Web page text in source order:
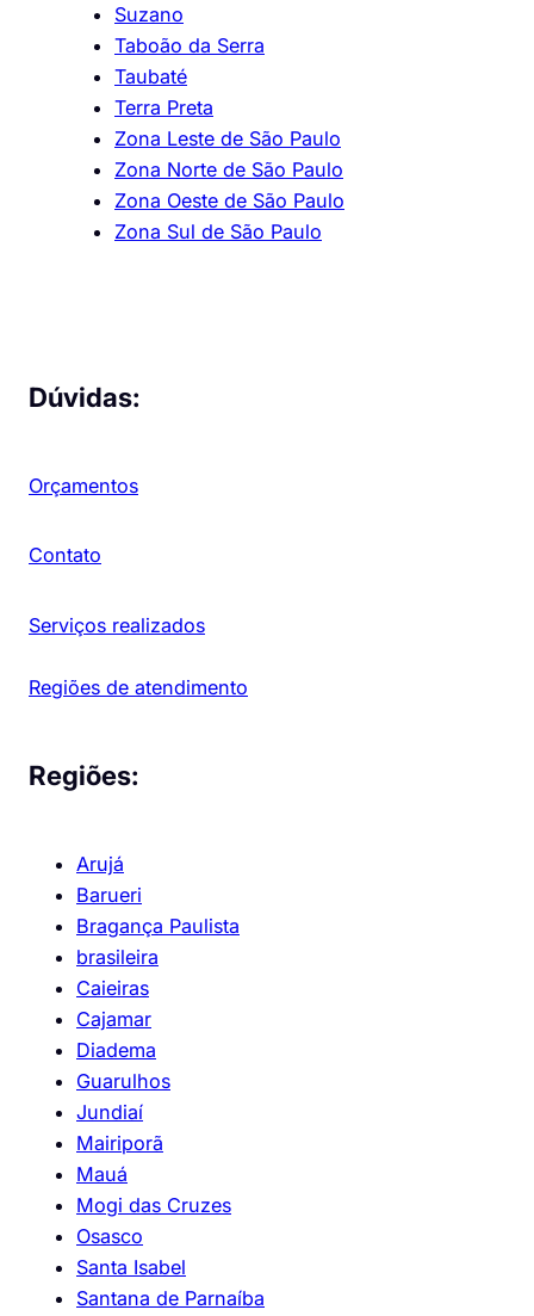
Suzano
Taboão da Serra
Taubaté
Terra Preta
Zona Leste de São Paulo
Zona Norte de São Paulo
Zona Oeste de São Paulo
Zona Sul de São Paulo
Dúvidas:
Orçamentos
Contato
Serviços realizados
Regiões de atendimento
Regiões:
Arujá
Barueri
Bragança Paulista
brasileira
Caieiras
Cajamar
Diadema
Guarulhos
Jundiaí
Mairiporã
Mauá
Mogi das Cruzes
Osasco
Santa Isabel
Santana de Parnaíba